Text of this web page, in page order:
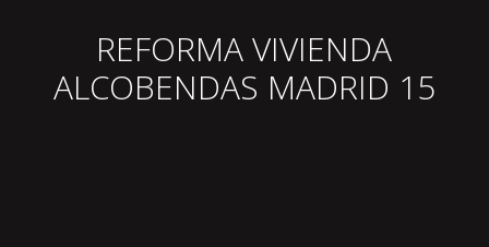
REFORMA VIVIENDA
ALCOBENDAS MADRID 15